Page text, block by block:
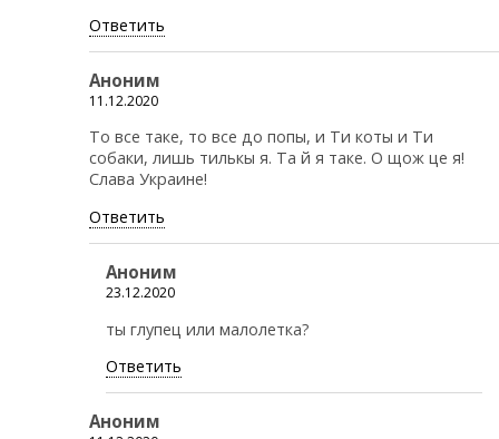
Ответить
Аноним
11.12.2020
То все таке, то все до попы, и Ти коты и Ти
собаки, лишь тилькы я. Та й я таке. О щож це я!
Слава Украине!
Ответить
Аноним
23.12.2020
ты глупец или малолетка?
Ответить
Аноним